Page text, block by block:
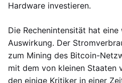
Hardware investieren.
Die Rechenintensität hat
Auswirkung. Der
zum Mining des Bitcoin-
mit dem von kleinen Staaten
den einige Kritiker in einer